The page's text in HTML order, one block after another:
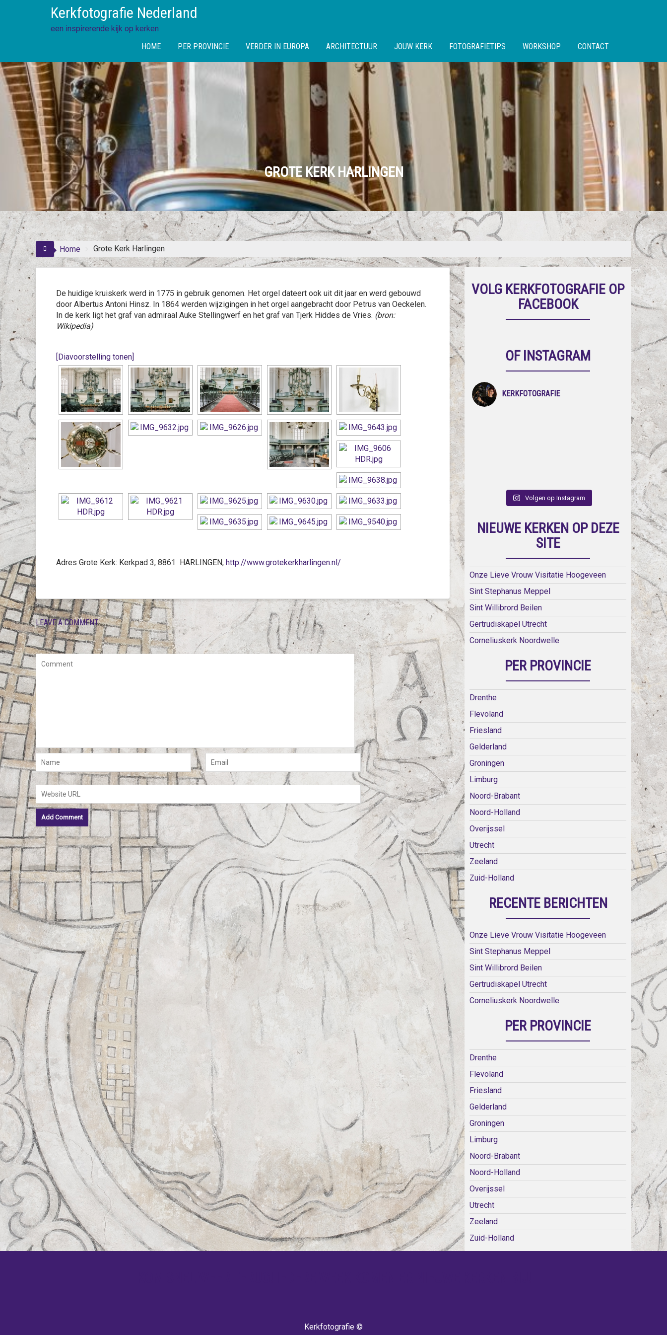
Kerkfotografie Nederland
een inspirerende kijk op kerken
HOME
PER PROVINCIE VERDER IN EUROPA ARCHITECTUUR JOUW KERK FOTOGRAFIETIPS WORKSHOP CONTACT
GROTE KERK HARLINGEN
Home Grote Kerk Harlingen
De huidige kruiskerk werd in 1775 in gebruik genomen. Het orgel dateert ook uit dit jaar en werd gebouwd
door Albertus Antoni Hinsz. In 1864 werden wijzigingen in het orgel aangebracht door Petrus van Oeckelen.
In de kerk ligt het graf van admiraal Auke Stellingwerf en het graf van Tjerk Hiddes de Vries. (bron:
Wikipedia)
[Diavoorstelling tonen]
Adres Grote Kerk: Kerkpad 3, 8861 HARLINGEN, http://www.grotekerkharlingen.nl/
LEAVE A COMMENT
VOLG KERKFOTOGRAFIE OP
FACEBOOK
OF INSTAGRAM
KERKFOTOGRAFIE
Volgen op Instagram
NIEUWE KERKEN OP DEZE
SITE
Onze Lieve Vrouw Visitatie Hoogeveen
Sint Stephanus Meppel
Sint Willibrord Beilen
Gertrudiskapel Utrecht
Corneliuskerk Noordwelle
PER PROVINCIE
Drenthe
Flevoland
Friesland
Gelderland
Groningen
Limburg
Noord-Brabant
Noord-Holland
Overijssel
Utrecht
Zeeland
Zuid-Holland
RECENTE BERICHTEN
Onze Lieve Vrouw Visitatie Hoogeveen
Sint Stephanus Meppel
Sint Willibrord Beilen
Gertrudiskapel Utrecht
Corneliuskerk Noordwelle
PER PROVINCIE
Drenthe
Flevoland
Friesland
Gelderland
Groningen
Limburg
Noord-Brabant
Noord-Holland
Overijssel
Utrecht
Zeeland
Zuid-Holland
Kerkfotografie ©